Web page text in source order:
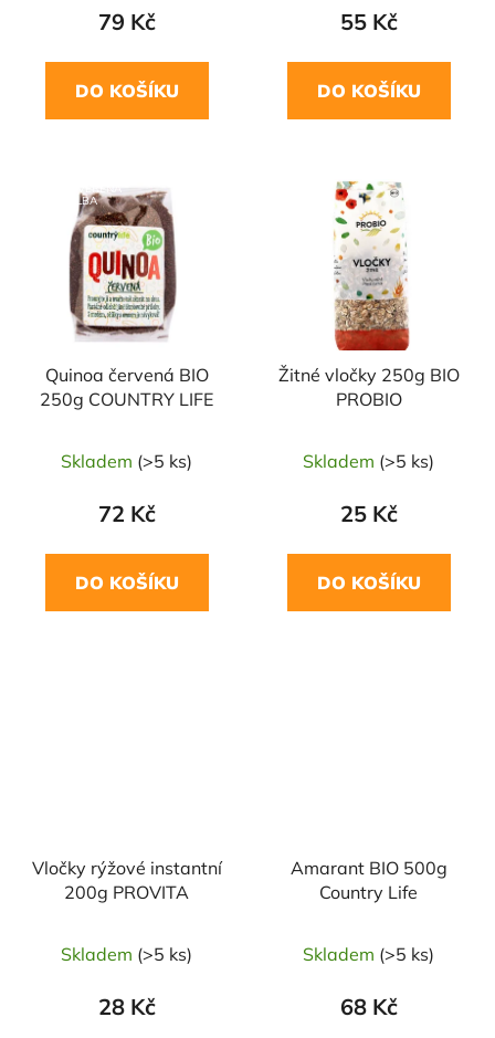
79 Kč
DO KOŠÍKU
55 Kč
DO KOŠÍKU
NAŠE OVĚŘENÁ
VOLBA
Quinoa červená BIO
250g COUNTRY LIFE
Skladem (>5 ks)
72 Kč
DO KOŠÍKU
Žitné vločky 250g BIO
PROBIO
Skladem (>5 ks)
25 Kč
DO KOŠÍKU
Vločky rýžové instantní
200g PROVITA
Skladem (>5 ks)
28 Kč
Amarant BIO 500g
Country Life
Skladem (>5 ks)
68 Kč